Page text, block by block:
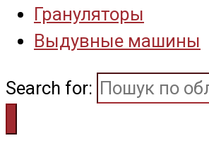
Грануляторы
Выдувные машины
Search for: